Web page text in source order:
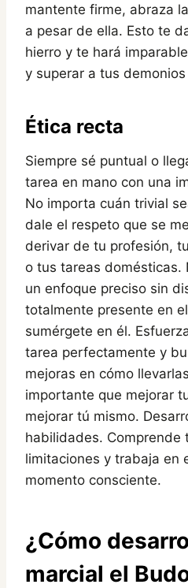
mantente firme, abraza
a pesar de ella. Esto te
hierro y te hará
y superar a tus
Ética recta
Siempre sé puntual o
tarea en mano con una
No importa cuán trivial
dale el respeto que se
derivar de tu profesión,
o tus tareas domésticas.
un enfoque preciso sin
totalmente presente en
sumérgete en él.
tarea perfectamente y
mejoras en cómo
importante que mejorar
mejorar tú mismo.
habilidades. Comprende
limitaciones y trabaja en
momento consciente.
¿Cómo
marcial el